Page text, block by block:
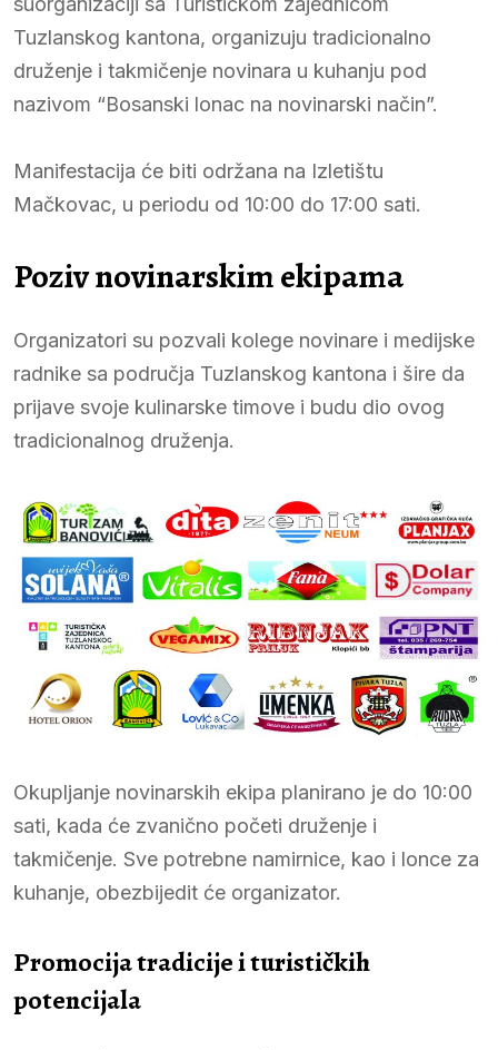
Tuzlanskog kantona, organizuju tradicionalno
druženje i takmičenje novinara u kuhanju pod
nazivom “Bosanski lonac na novinarski način”.
Manifestacija će biti održana na Izletištu
Mačkovac, u periodu od 10:00 do 17:00 sati.
Poziv novinarskim ekipama
Organizatori su pozvali kolege novinare i medijske
radnike sa područja Tuzlanskog kantona i šire da
prijave svoje kulinarske timove i budu dio ovog
tradicionalnog druženja.
Okupljanje novinarskih ekipa planirano je do 10:00
sati, kada će zvanično početi druženje i
takmičenje. Sve potrebne namirnice, kao i lonce za
kuhanje, obezbijedit će organizator.
Promocija tradicije i turističkih
potencijala